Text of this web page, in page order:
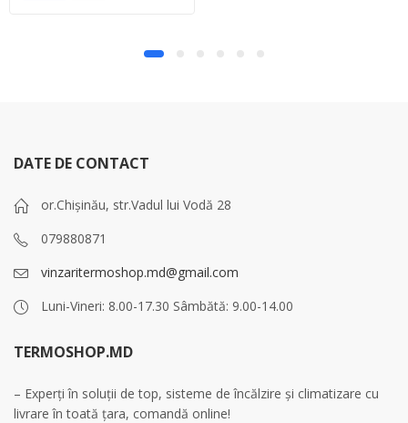
DATE DE CONTACT
or.Chișinău, str.Vadul lui Vodă 28
079880871
vinzaritermoshop.md@gmail.com
Luni-Vineri: 8.00-17.30 Sâmbătă: 9.00-14.00
TERMOSHOP.MD
– Experți în soluții de top, sisteme de încălzire și climatizare cu
livrare în toată țara, comandă online!